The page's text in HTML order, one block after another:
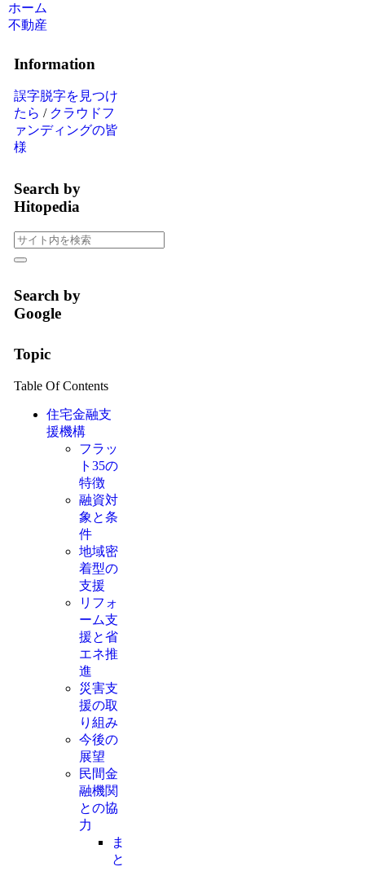
ホーム
不動産
Information
誤字脱字を見つけ
たら / クラウドフ
ァンディングの皆
様
Search by
Hitopedia
Search by
Google
Topic
Table Of Contents
住宅金融支
援機構
フラッ
ト35の
特徴
融資対
象と条
件
地域密
着型の
支援
リフォ
ーム支
援と省
エネ推
進
災害支
援の取
り組み
今後の
展望
民間金
融機関
との協
力
ま
と